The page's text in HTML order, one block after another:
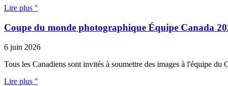
Lire plus "
Coupe du monde photographique Équipe Canada
6 juin 2026
Tous les Canadiens sont invités à soumettre des images à l'équipe
Lire plus "